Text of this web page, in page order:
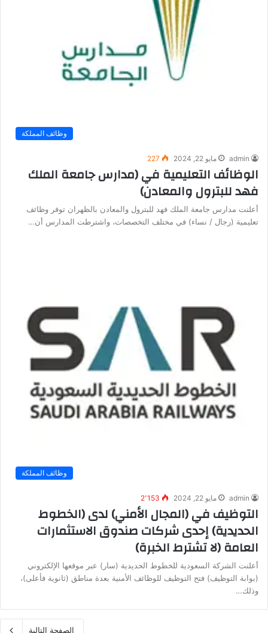
وظائف المملكة
admin مايو 22, 2024 227
الوظائف التعليمية في (مدارس جامعة الملك
فهد للبترول والمعادن)
أعلنت مدارس جامعة الملك فهد للبترول والمعادن بالظهران توفر وظائف
تعليمية (رجال / نساء) في مختلف التخصصات، واشترطت المدارس أن…
وظائف المملكة
admin مايو 22, 2024 2٬153
التوظيف في (المجال الأمني) لدى (الخطوط
الحديدية) إحدى شركات صندوق الاستثمارات
العامة (لا تشترط الخبرة)
أعلنت الشركة السعودية للخطوط الحديدية (سار) عبر موقعها الإلكتروني
(بوابة التوظيف) فتح التوظيف للوظائف الأمنية بعدة مناطق (ثانوية فأعلى)،
وذلك…
الصفحة التالية